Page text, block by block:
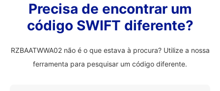
Precisa de encontrar um
código SWIFT diferente?
RZBAATWWA02 não é o que estava à procura? Utilize a nossa
ferramenta para pesquisar um código diferente.